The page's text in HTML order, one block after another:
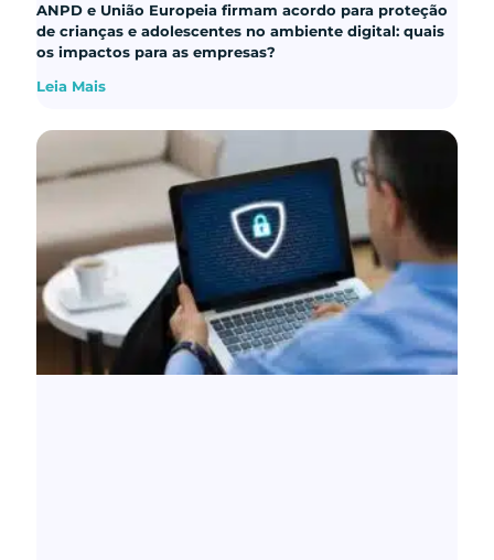
ANPD e União Europeia firmam acordo para proteção
de crianças e adolescentes no ambiente digital: quais
os impactos para as empresas?
Leia Mais